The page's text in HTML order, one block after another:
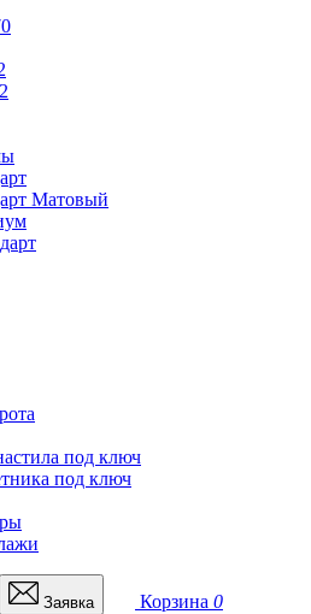
Матовый
под ключ
под ключ
Заявка Корзина 0